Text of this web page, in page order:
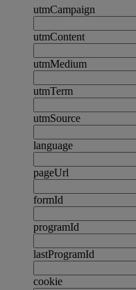
utmCampaign
utmContent
utmMedium
utmTerm
utmSource
language
pageUrl
formId
programId
lastProgramId
cookie